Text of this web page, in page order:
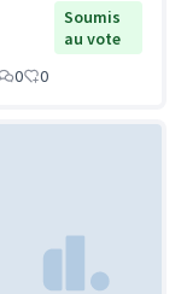
Soumis
au vote
0 0